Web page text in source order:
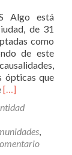
Algo está
de 31
como
de este
ópticas que
Leer
qué
se
renueva
[…]
,